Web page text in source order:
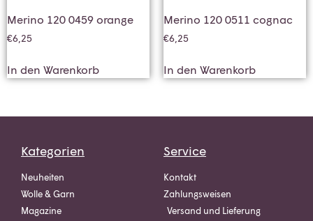
Merino 120 0459 orange
€6,25
In den Warenkorb
Merino 120 0511 cognac
€6,25
In den Warenkorb
Kategorien
Neuheiten
Wolle & Garn
Magazine
Service
Kontakt
Zahlungsweisen
Versand und Lieferung